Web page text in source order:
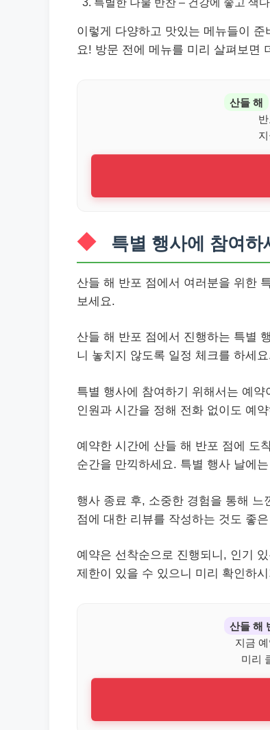
이렇게 다양하고 맛있는 메뉴들이
요! 방문 전에 메뉴를 미리 살펴보면
산들 해
특별 행사에 참여하
산들 해 반포 점에서 여러분을 위한
보세요.
산들 해 반포 점에서 진행하는 특별
니 놓치지 않도록 일정 체크를 하세
특별 행사에 참여하기 위해서는 예
인원과 시간을 정해 전화 없이도 예
예약한 시간에 산들 해 반포 점에 도
순간을 만끽하세요. 특별 행사 날에
행사 종료 후, 소중한 경험을 통해
점에 대한 리뷰를 작성하는 것도 좋
예약은 선착순으로 진행되니, 인기
제한이 있을 수 있으니 미리 확인하
산들 해
지금
미리